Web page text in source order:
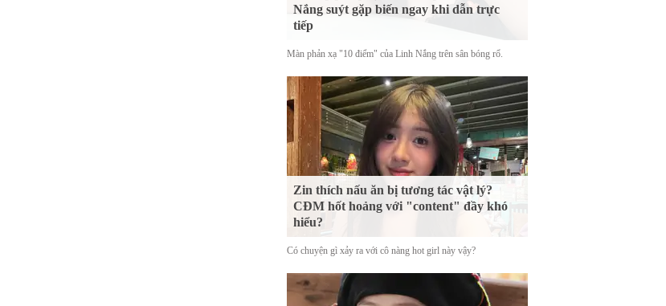
Nắng suýt gặp biến ngay khi dẫn trực
tiếp
Màn phản xạ "10 điểm" của Linh Nắng trên sân bóng rổ.
Zin thích nấu ăn bị tương tác vật lý?
CĐM hốt hoảng với "content" đầy khó
hiểu?
Có chuyện gì xảy ra với cô nàng hot girl này vậy?